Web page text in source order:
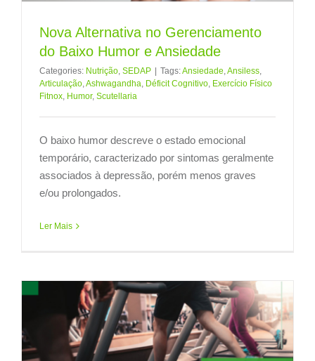
Nova Alternativa no Gerenciamento
do Baixo Humor e Ansiedade
Categories: Nutrição SEDAP | Tags:Ansiedade Ansiless
Articulação Ashwagandha Déficit Cognitivo Exercício Físico
Fitnox Humor, Scutellaria
O baixo humor descreve o estado emocional
temporário, caracterizado por sintomas geralmente
associados à depressão, porém menos graves
e/ou prolongados.
Ler Mais